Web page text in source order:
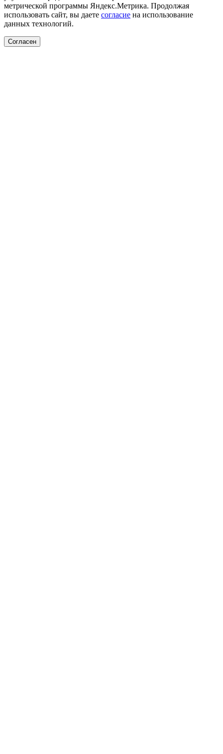
метрической программы Яндекс.Метрика. Продолжая
использовать сайт, вы даете согласие на использование
данных технологий.
Согласен